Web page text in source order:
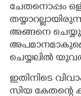
ചേതനൊപ്പം
അങ്ങനെ
ചെയ്യലിൽ
ഇതിനിടെ
സിയ